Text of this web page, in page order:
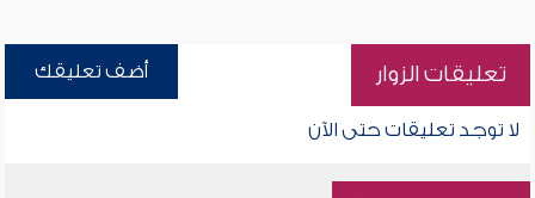
تعليقات الزوار أضف تعليقك
لا توجد تعليقات حتى الآن